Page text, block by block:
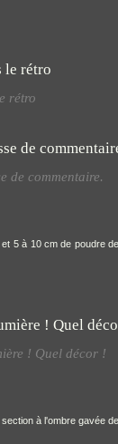
rétro
de commentaire.
5 à 10 cm de poudre
! Quel décor !
à l'ombre gavée